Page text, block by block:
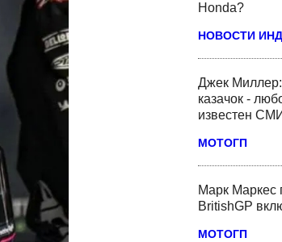
Honda?
НОВОСТИ
Джек Миллер:
казачок -
известен
МОТОГП
Марк Маркес
BritishGP
МОТОГП